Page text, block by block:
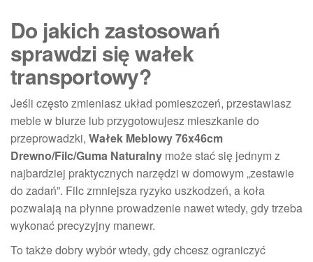
Do jakich zastosowań
sprawdzi się wałek
transportowy?
Jeśli często zmieniasz układ pomieszczeń, przestawiasz
meble w biurze lub przygotowujesz mieszkanie do
przeprowadzki, Wałek Meblowy 76x46cm
Drewno/Filc/Guma Naturalny może stać się jednym z
najbardziej praktycznych narzędzi w domowym „zestawie
do zadań”. Filc zmniejsza ryzyko uszkodzeń, a koła
pozwalają na płynne prowadzenie nawet wtedy, gdy trzeba
wykonać precyzyjny manewr.
To także dobry wybór wtedy, gdy chcesz ograniczyć